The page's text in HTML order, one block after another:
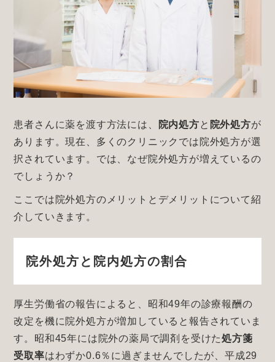
患者さんに薬を渡す方法には、 院内処方と 院外処方が
あります。現在、多くのクリニックでは院外処方が選
択されています。では、なぜ院外処方が増えているの
でしょうか？
ここでは院外処方のメリットとデメリットについて紹
介していきます。
院外処方と院内処方の割合
厚生労働省の報告によると、昭和49年の診療報酬の
改定を機に院外処方が増加していると報告されていま
す。昭和45年には院外の薬局で調剤を受けた処方箋
受取率はわずか0.6％に過ぎませんでしたが、平成29